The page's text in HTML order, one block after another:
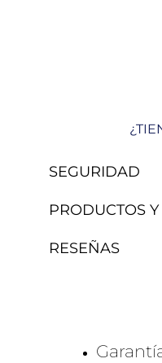
SEGURIDAD
PRODUCTOS
RESEÑAS